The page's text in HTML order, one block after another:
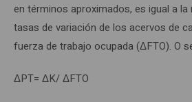
en términos aproximados, es igual a la
tasas de variación de los acervos de
fuerza de trabajo ocupada (ΔFTO). O
ΔPT= ΔK/ ΔFTO